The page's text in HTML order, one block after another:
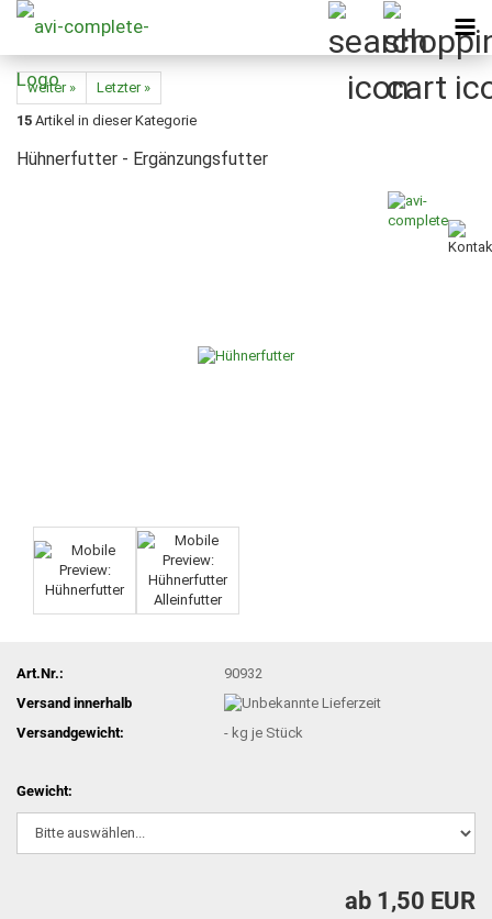
weiter »
Letzter »
15 Artikel in dieser Kategorie
Hühnerfutter - Ergänzungsfutter
Art.Nr.:
90932
Versand innerhalb
Versandgewicht:
- kg je Stück
Gewicht:
ab 1,50 EUR